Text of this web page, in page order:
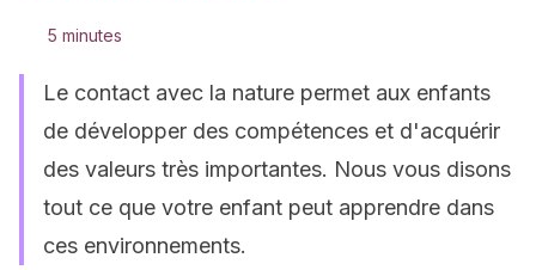
5 minutes
Le contact avec la nature permet aux enfants
de développer des compétences et d'acquérir
des valeurs très importantes. Nous vous disons
tout ce que votre enfant peut apprendre dans
ces environnements.